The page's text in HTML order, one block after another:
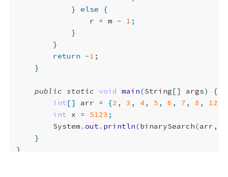
}
else
{
r
= m - 1 ;
}
}
return
-1 ;
}
public static void main(String[] args)
{
int[] arr = {2 , 3 , 4, 5 , 6 , 7 , 8 , 12
int
x = 5123 ;
System .out . println(binarySearch(arr ,
}
}